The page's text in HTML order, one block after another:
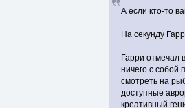
А если кто-то
На секунду
Гарри отмечал
ничего с собой
смотреть на
доступные
креативный